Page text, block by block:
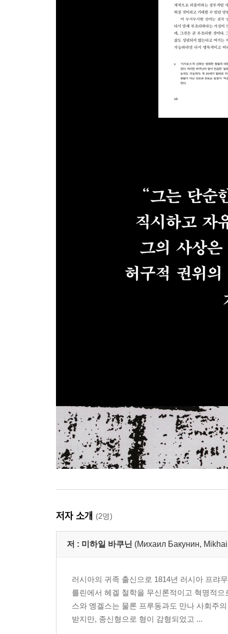
저자 소개 (2명)
저 : 미하일 바쿠닌 (Михаил Бакунин,
러시아의 귀족 출신으로 1814년 러시아 프랴
를린에서 헤겔 철학을 무신론적이고 혁명적
스와 엥겔스는 물론 프루동과도 만나 사회주
받지만, 종신형으로 형이 감형되었고 ...